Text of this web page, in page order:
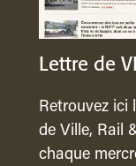
Lettre de
Retrouvez ici
de Ville, Rail
chaque